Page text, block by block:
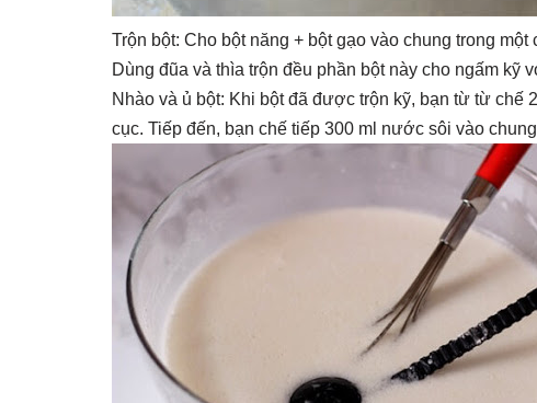
Trộn bột: Cho bột năng + bột gạo vào chung trong
Dùng đũa và thìa trộn đều phần bột này cho ngấm kỹ
Nhào và ủ bột: Khi bột đã được trộn kỹ, bạn từ từ chế
cục. Tiếp đến, bạn chế tiếp 300 ml nước sôi vào